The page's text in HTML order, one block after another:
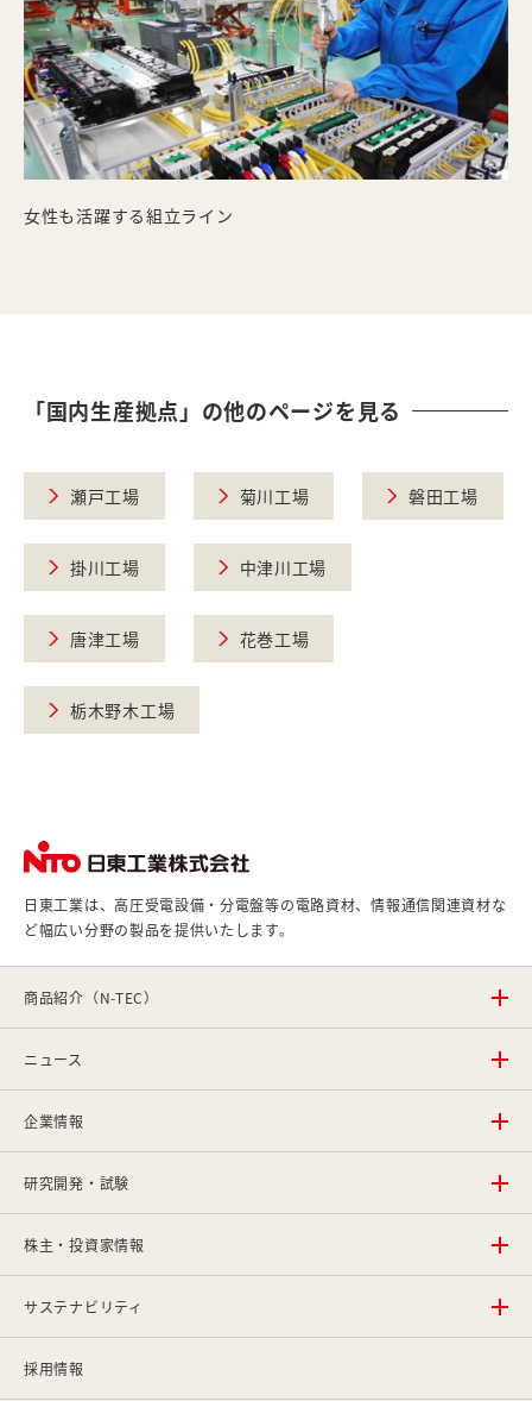
女性も活躍する組立ライン
「国内生産拠点」の他のページを見る
瀬戸工場 菊川工場 磐田工場
掛川工場 中津川工場
唐津工場 花巻工場
栃木野木工場
日東工業は、高圧受電設備・分電盤等の電路資材、情報通信関連資材な
ど幅広い分野の製品を提供いたします。
商品紹介（N-TEC）
ニュース
企業情報
研究開発・試験
株主・投資家情報
サステナビリティ
採用情報